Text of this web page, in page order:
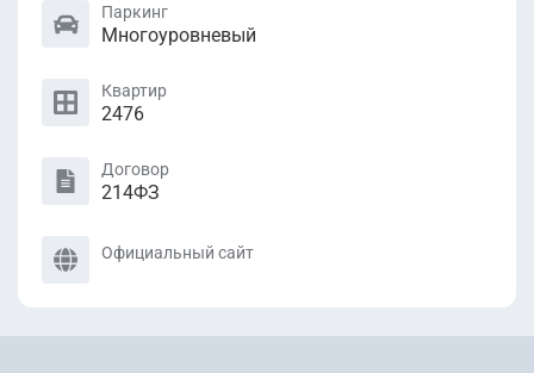
Паркинг
Многоуровневый
Квартир
2476
Договор
214ФЗ
Официальный сайт